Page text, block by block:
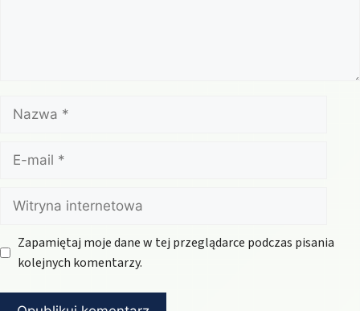
Nazwa
mail
Witryna
internetowa
Zapamiętaj moje dane w tej przeglądarce podczas pisania
kolejnych komentarzy.